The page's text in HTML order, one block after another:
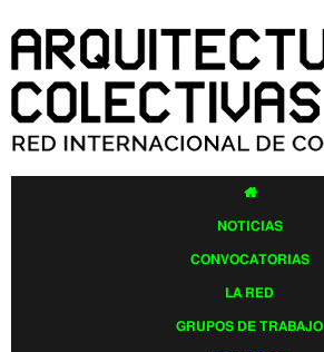
contenido
principal

NOTICIAS
CONVOCATORIAS
LA RED
GRUPOS DE TRABAJO